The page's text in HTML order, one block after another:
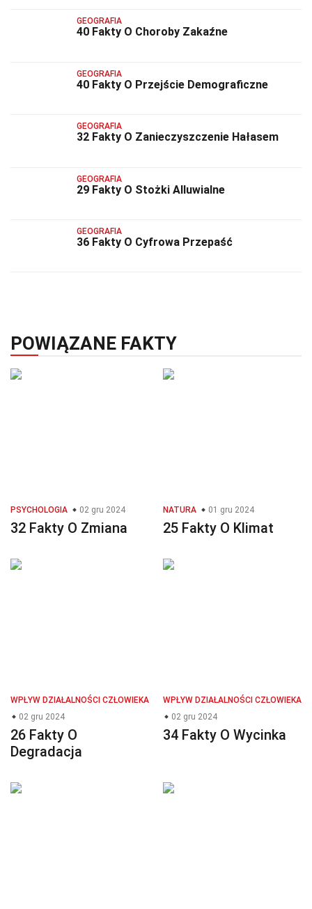
GEOGRAFIA
40 Fakty O Choroby Zakaźne
GEOGRAFIA
40 Fakty O Przejście Demograficzne
GEOGRAFIA
32 Fakty O Zanieczyszczenie Hałasem
GEOGRAFIA
29 Fakty O Stożki Alluwialne
GEOGRAFIA
36 Fakty O Cyfrowa Przepaść
POWIĄZANE FAKTY
PSYCHOLOGIA 02 gru 2024
32 Fakty O Zmiana
NATURA 01 gru 2024
25 Fakty O Klimat
WPŁYW DZIAŁALNOŚCI CZŁOWIEKA
02 gru 2024
26 Fakty O
Degradacja
WPŁYW DZIAŁALNOŚCI CZŁOWIEKA
02 gru 2024
34 Fakty O Wycinka